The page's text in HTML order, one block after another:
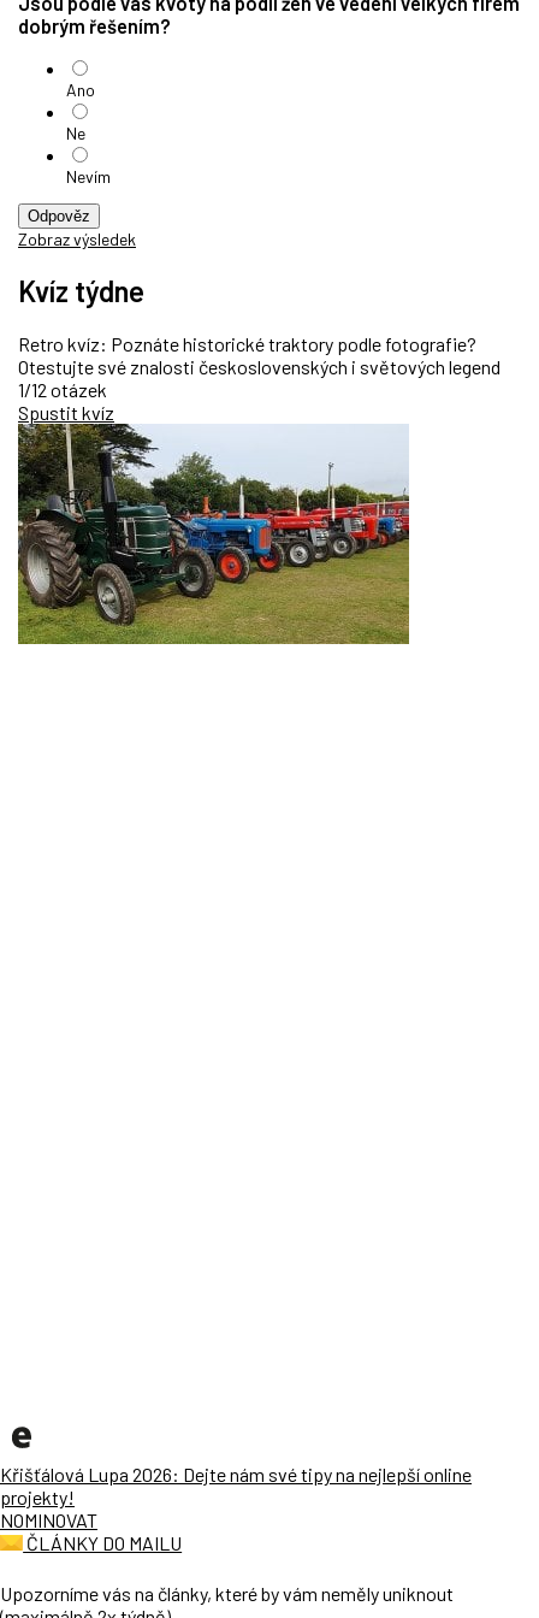
dobrým řešením?
Ano
Ne
Nevím
Odpověz
Zobraz výsledek
Kvíz týdne
Retro kvíz: Poznáte historické traktory podle fotografie?
Otestujte své znalosti československých i světových legend
1/12 otázek
Spustit kvíz
Křišťálová Lupa 2026: Dejte nám své tipy na nejlepší online
projekty!
NOMINOVAT
ČLÁNKY DO MAILU
Upozorníme vás na články, které by vám neměly uniknout